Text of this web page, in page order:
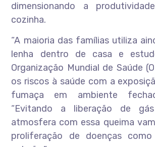
dimensionando a
cozinha.
“A maioria das famílias utiliza
lenha dentro de casa e
Organização Mundial de Saúde
os riscos à saúde com a
fumaça em ambiente
“Evitando a liberação de
atmosfera com essa queima
proliferação de doenças